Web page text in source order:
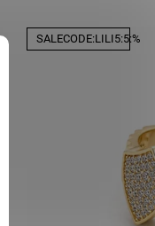
SALECODE:LILI5:5:%